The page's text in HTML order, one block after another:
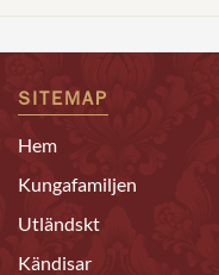
SITEMAP
Hem
Kungafamiljen
Utländskt
Kändisar